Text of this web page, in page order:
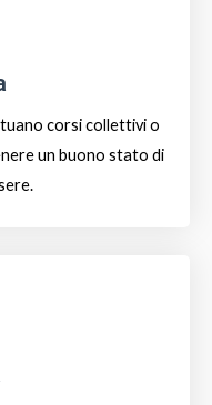
corsi collettivi o
un buono stato di